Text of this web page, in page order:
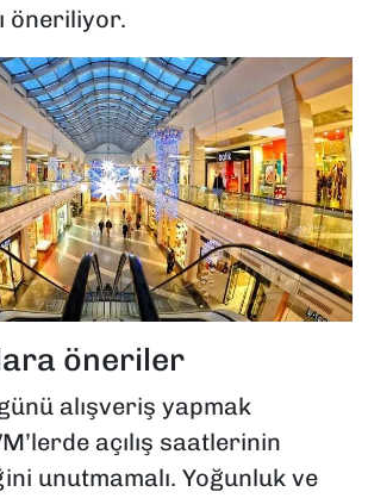
öneriliyor.
öneriler
alışveriş yapmak
açılış saatlerinin
unutmamalı. Yoğunluk ve